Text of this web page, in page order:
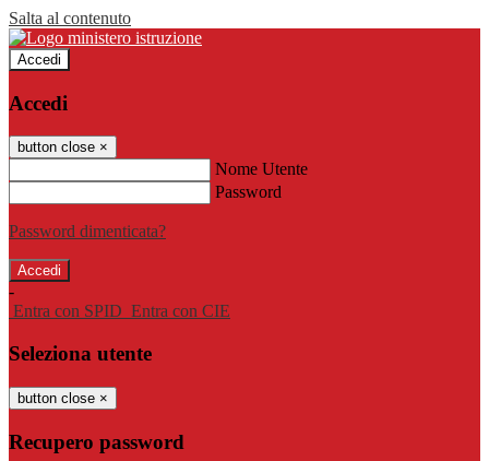
Salta al contenuto
Accedi
Accedi
button close ×
Nome Utente
Password
Password dimenticata?
-
Entra con SPID Entra con CIE
Seleziona utente
button close ×
Recupero password